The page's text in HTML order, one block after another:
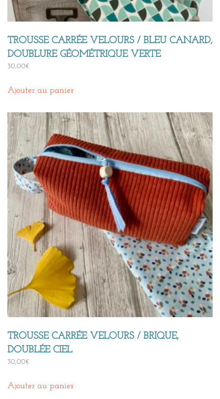
TROUSSE CARRÉE VELOURS / BLEU CANARD,
DOUBLURE GÉOMÉTRIQUE VERTE
30,00€
Ajouter au panier
TROUSSE CARRÉE VELOURS / BRIQUE,
DOUBLÉE CIEL
30,00€
Ajouter au panier